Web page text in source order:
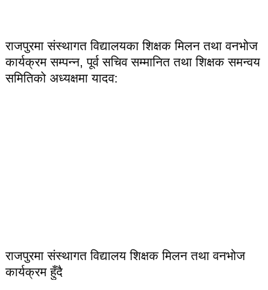
राजपुरमा संस्थागत विद्यालयका शिक्षक मिलन तथा वनभोज
कार्यक्रम सम्पन्न, पूर्व सचिव सम्मानित तथा शिक्षक समन्वय
समितिको अध्यक्षमा यादव:
राजपुरमा संस्थागत विद्यालय शिक्षक मिलन तथा वनभोज
कार्यक्रम हुँदै